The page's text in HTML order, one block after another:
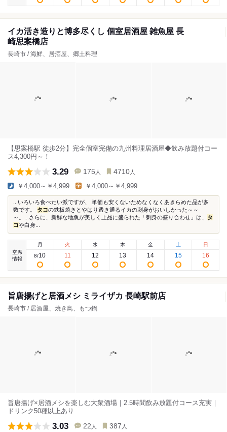
イカ活き造りと博多尽くし 個室居酒屋 雑魚屋 長
崎思案橋店
長崎市 / 海鮮、居酒屋、郷土料理
【思案橋駅 徒歩2分】完全個室完備の九州料理居酒屋◆飲み放題付コー
ス4,300円～！
3.29 175 人 4710 人
￥4,000～￥4,999 ￥4,000～￥4,999
...いろいろ食べたい派ですが、 単価も安くないためなくなくあきらめた品が多
数です。 タコの鉄板焼きとやはり透き通るイカの刺身がおいしかった～～
～。...さらに、新鮮な地魚が美しく上品に盛られた「刺身の盛り合わせ」は、 タ
コや白身...
空席
情報
月
8/10
火
11
水
12
木
13
金
14
土
15
日
16
旨唐揚げと居酒メシ ミライザカ 長崎駅前店
長崎市 / 居酒屋、焼き鳥、もつ鍋
旨唐揚げ×居酒メシを楽しむ大衆酒場｜2.5時間飲み放題付コース充実｜
ドリンク50種以上あり
3.03 22 人 387 人